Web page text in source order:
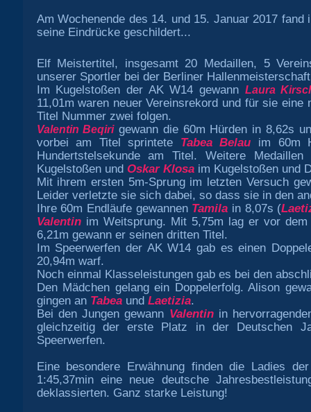
Am Wochenende des 14. und 15. Januar 2017
seine Eindrücke geschildert...
Elf Meistertitel, insgesamt 20 Medaillen, 5
unserer Sportler bei der Berliner
Im Kugelstoßen der AK W14 gewann Laura
11,01m waren neuer Vereinsrekord und für sie
Titel Nummer zwei folgen.
Valentin Beqirigewann die 60m Hürden in 8,62s
vorbei am Titel sprintete Tabea Belau im 60m
Hundertstelsekunde am Titel. Weitere
Kugelstoßen und Oskar Klosaim Kugelstoßen und
Mit ihrem ersten 5m-Sprung im letzten Versuch
Leider verletzte sie sich dabei, so dass sie in den
Ihre 60m Endläufe gewannen Tamila in 8,07s (
Valentinim Weitsprung. Mit 5,75m lag er vor dem
6,21m gewann er seinen dritten Titel.
Im Speerwerfen der AK W14 gab es einen
20,94m warf.
Noch einmal Klasseleistungen gab es bei den
Den Mädchen gelang ein Doppelerfolg. Alison
gingen an Tabeaund Laetizia.
Bei den Jungen gewann Valentinin
gleichzeitig der erste Platz in der Deutschen
Speerwerfen.
Eine besondere Erwähnung finden die Ladies
1:45,37min eine neue deutsche
deklassierten. Ganz starke Leistung!